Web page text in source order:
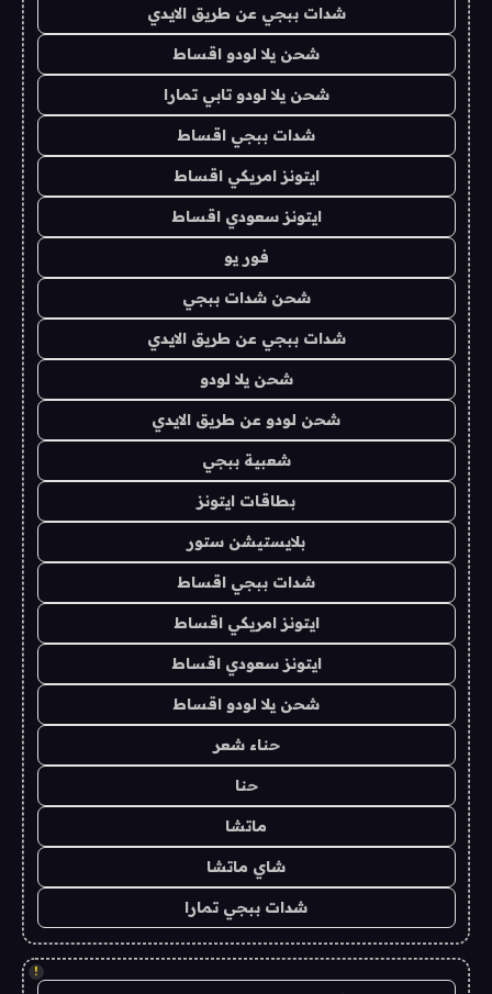
شدات ببجي عن طريق الايدي
شحن يلا لودو اقساط
شحن يلا لودو تابي تمارا
شدات ببجي اقساط
ايتونز امريكي اقساط
ايتونز سعودي اقساط
فور يو
شحن شدات ببجي
شدات ببجي عن طريق الايدي
شحن يلا لودو
شحن لودو عن طريق الايدي
شعبية ببجي
بطاقات ايتونز
بلايستيشن ستور
شدات ببجي اقساط
ايتونز امريكي اقساط
ايتونز سعودي اقساط
شحن يلا لودو اقساط
حناء شعر
حنا
ماتشا
شاي ماتشا
شدات ببجي تمارا
!